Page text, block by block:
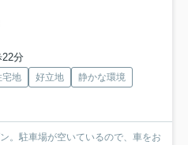
分
宅地 好立地
静かな環境
。駐車場が空いているので、車をお